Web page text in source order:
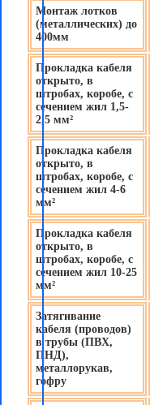
Монтаж лотков
(металлических) до
400мм
Прокладка кабеля
открыто, в
штробах, коробе, с
сечением жил 1,5-
2,5 мм²
Прокладка кабеля
открыто, в
штробах, коробе, с
сечением жил 4-6
мм²
Прокладка кабеля
открыто, в
штробах, коробе, с
сечением жил 10-25
мм²
Затягивание
кабеля (проводов)
в трубы (ПВХ,
ПНД),
металлорукав,
гофру